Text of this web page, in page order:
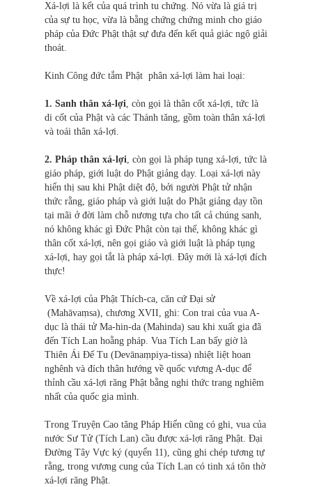
Xá-lợi là kết của quá trình tu chứng. Nó vừa là giá trị
của sự tu học, vừa là bằng chứng chứng minh cho giáo
pháp của Đức Phật thật sự đưa đến kết quả giác ngộ giải
thoát.
Kinh Công đức tắm Phật phân xá-lợi làm hai loại:
1. Sanh thân xá-lợi, còn gọi là thân cốt xá-lợi, tức là
di cốt của Phật và các Thánh tăng, gồm toàn thân xá-lợi
và toái thân xá-lợi.
2. Pháp thân xá-lợi, còn gọi là pháp tụng xá-lợi, tức là
giáo pháp, giới luật do Phật giảng dạy. Loại xá-lợi này
hiển thị sau khi Phật diệt độ, bởi người Phật tử nhận
thức rằng, giáo pháp và giới luật do Phật giảng dạy tồn
tại mãi ở đời làm chỗ nương tựa cho tất cả chúng sanh,
nó không khác gì Đức Phật còn tại thế, không khác gì
thân cốt xá-lợi, nên gọi giáo và giới luật là pháp tụng
xá-lợi, hay gọi tắt là pháp xá-lợi. Đây mới là xá-lợi đích
thực!
Về xá-lợi của Phật Thích-ca, căn cứ Đại sử
(Mahāvaṃsa), chương XVII, ghi: Con trai của vua A-
dục là thái tử Ma-hin-da (Mahinda) sau khi xuất gia đã
đến Tích Lan hoằng pháp. Vua Tích Lan bấy giờ là
Thiên Ái Đế Tu (Devānaṃpiya-tissa) nhiệt liệt hoan
nghênh và đích thân hướng về quốc vương A-dục để
thỉnh cầu xá-lợi răng Phật bằng nghi thức trang nghiêm
nhất của quốc gia mình.
Trong Truyện Cao tăng Pháp Hiển cũng có ghi, vua của
nước Sư Tử (Tích Lan) cầu được xá-lợi răng Phật. Đại
Đường Tây Vực ký (quyển 11), cũng ghi chép tương tự
rằng, trong vương cung của Tích Lan có tinh xá tôn thờ
xá-lợi răng Phật.